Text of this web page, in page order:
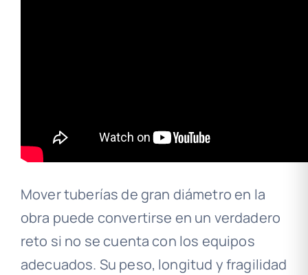
Mover tuberías de gran diámetro en la
obra puede convertirse en un verdadero
reto si no se cuenta con los equipos
adecuados. Su peso, longitud y fragilidad